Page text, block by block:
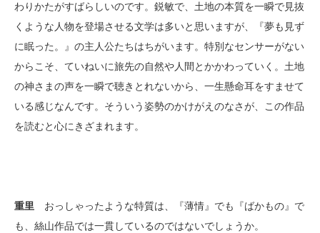
わりかたがすばらしいのです。鋭敏で、土地の本質を一瞬で見抜
くような人物を登場させる文学は多いと思いますが、『夢も見ず
に眠った。』の主人公たちはちがいます。特別なセンサーがない
からこそ、ていねいに旅先の自然や人間とかかわっていく。土地
の神さまの声を一瞬で聴きとれないから、一生懸命耳をすませて
いる感じなんです。そういう姿勢のかけがえのなさが、この作品
を読むと心にきざまれます。
重里 おっしゃったような特質は、『薄情』でも『ばかもの』で
も、絲山作品では一貫しているのではないでしょうか。